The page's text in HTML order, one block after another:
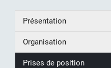
Présentation
Organisation
Prises de position